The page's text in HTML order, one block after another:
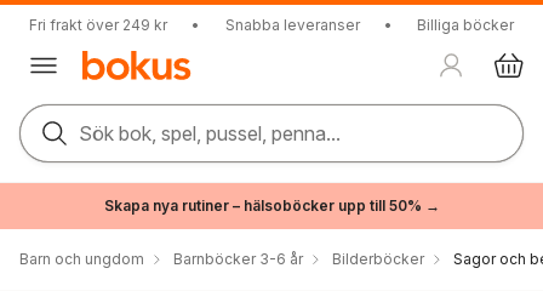
Fri frakt över 249 kr • Snabba leveranser • Billiga böcker
Sök bok, spel, pussel, penna...
Skapa nya rutiner – hälsoböcker upp till 50% →
Barn och ungdom Barnböcker 3-6 år Bilderböcker Sagor och